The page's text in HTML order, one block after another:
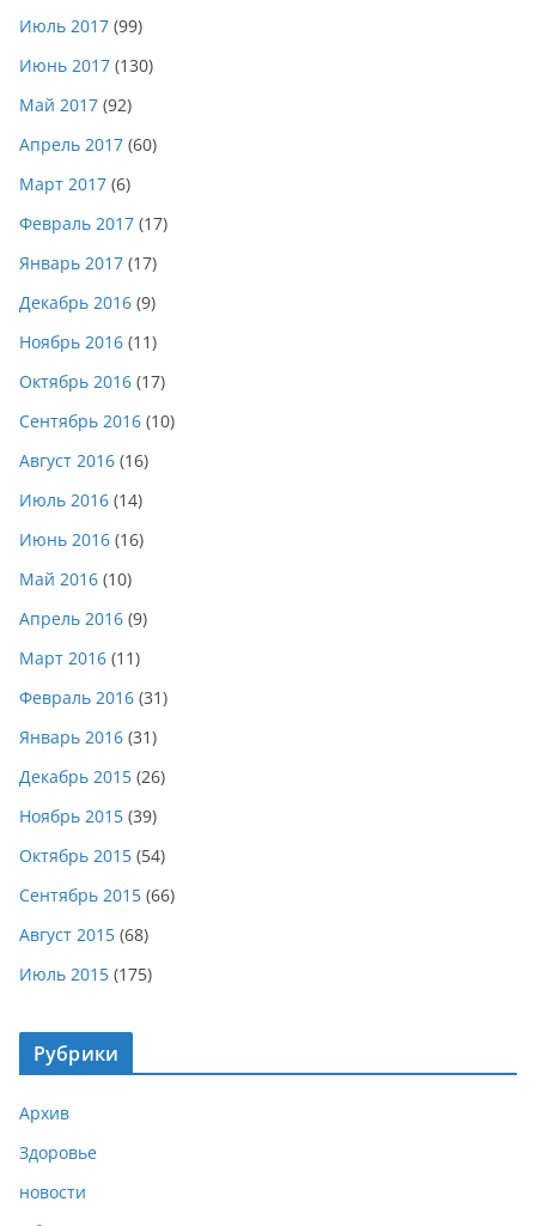
Июль 2017 (99)
Июнь 2017 (130)
Май 2017 (92)
Апрель 2017 (60)
Март 2017 (6)
Февраль 2017 (17)
Январь 2017 (17)
Декабрь 2016 (9)
Ноябрь 2016 (11)
Октябрь 2016 (17)
Сентябрь 2016 (10)
Август 2016 (16)
Июль 2016 (14)
Июнь 2016 (16)
Май 2016 (10)
Апрель 2016 (9)
Март 2016 (11)
Февраль 2016 (31)
Январь 2016 (31)
Декабрь 2015 (26)
Ноябрь 2015 (39)
Октябрь 2015 (54)
Сентябрь 2015 (66)
Август 2015 (68)
Июль 2015 (175)
Рубрики
Архив
Здоровье
новости